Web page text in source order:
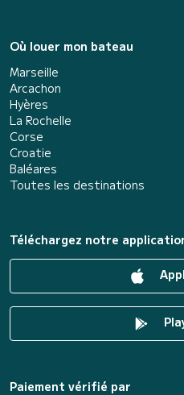
Où louer mon bateau
Marseille
Arcachon
Hyères
La Rochelle
Corse
Croatie
Baléares
Toutes les destinations
Téléchargez notre
Paiement vérifié par